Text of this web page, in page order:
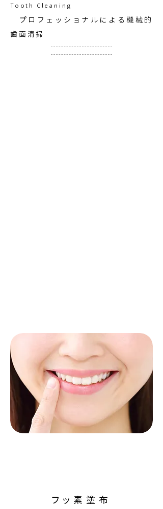
Tooth Cleaning
プロフェッショナルによる機械的
歯面清掃
フッ素塗布